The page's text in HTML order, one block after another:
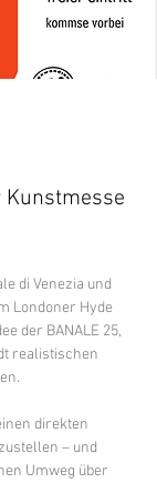
di Venezia und
Londoner Hyde
der BANALE 25,
realistischen
direkten
– und
Umweg über